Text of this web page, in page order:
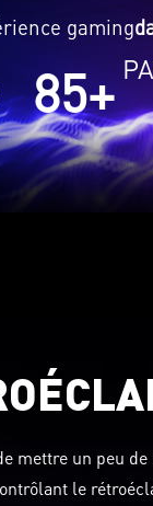
gaming
85+
mettre un peu
le